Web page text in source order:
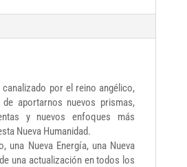
canalizado por el reino angélico,
aportarnos nuevos prismas,
y nuevos enfoques más
Nueva Humanidad.
una Nueva Energía, una Nueva
una actualización en todos los